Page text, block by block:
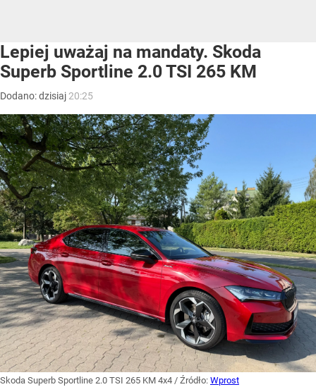
Lepiej uważaj na mandaty. Skoda
Superb Sportline 2.0 TSI 265 KM
Dodano:dzisiaj 20:25
Skoda Superb Sportline 2.0 TSI 265 KM 4x4 / Źródło: Wprost